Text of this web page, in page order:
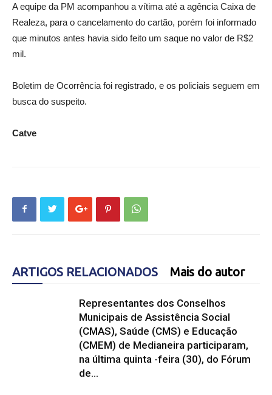
A equipe da PM acompanhou a vítima até a agência Caixa de
Realeza, para o cancelamento do cartão, porém foi informado
que minutos antes havia sido feito um saque no valor de R$2
mil.
Boletim de Ocorrência foi registrado, e os policiais seguem em
busca do suspeito.
Catve
ARTIGOS RELACIONADOS Mais do autor
Representantes dos Conselhos
Municipais de Assistência Social
(CMAS), Saúde (CMS) e Educação
(CMEM) de Medianeira participaram,
na última quinta -feira (30), do Fórum
de...